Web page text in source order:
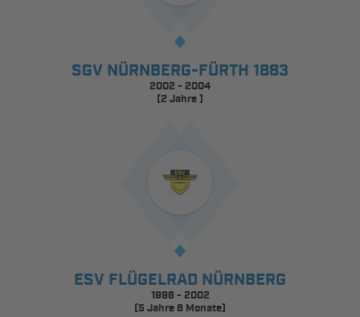
SGV NÜRNBERG-FÜRTH 1883
2002 - 2004
(2 Jahre )
ESV FLÜGELRAD NÜRNBERG
1996 - 2002
(5 Jahre 8 Monate)